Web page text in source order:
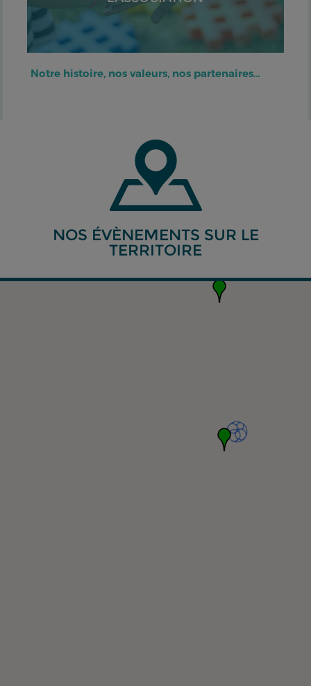
Notre histoire, nos valeurs, nos partenaires…
NOS ÉVÈNEMENTS SUR LE
TERRITOIRE